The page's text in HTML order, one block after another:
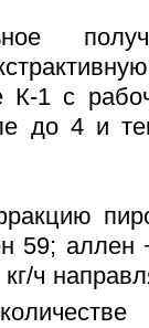
К-1 с
до 4 и
59; аллен
ч